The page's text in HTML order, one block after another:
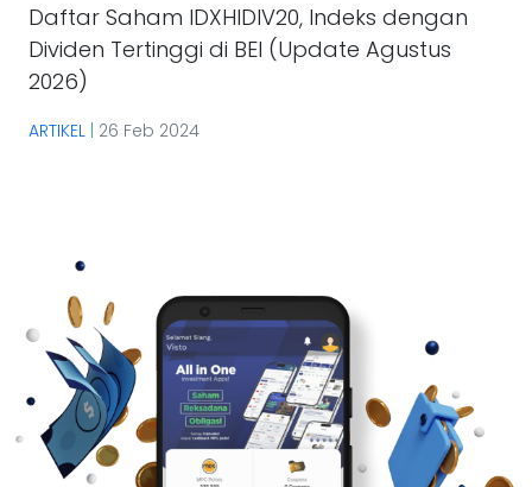
Daftar Saham IDXHIDIV20, Indeks dengan
Dividen Tertinggi di BEI (Update Agustus
2026)
ARTIKEL | 26 Feb 2024